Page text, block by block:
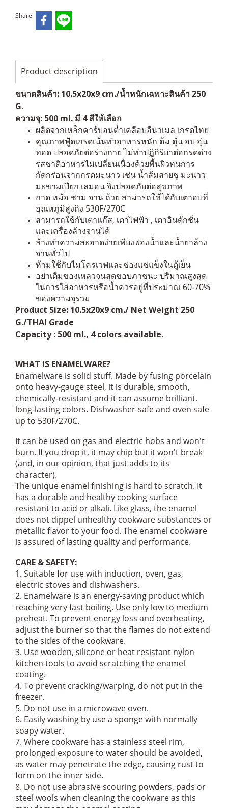
Share
Product description
ขนาดสินค้า: 10.5x20x9 cm./น้ำหนักเฉพาะสินค้า 250
G.
ความจุ: 500 ml. มี 4 สีให้เลือก
ผลิตจากเหล็กคาร์บอนต่ำเคลือบอีนาเมล เกรดไทย
คุณภาพฟู้ดเกรดเน้นทำอาหารหนัก ต้ม ตุ๋น อบ อุ่น
ทอด ปลอดภัยต่อร่างกาย ไม่ทำปฏิกิริยาต่อกรดด่าง
รสชาติอาหารไม่เปลี่ยนเนื่องด้วยพื้นผิวทนการ
กัดกร่อนจากกรดมะนาว เช่น น้ำส้มสายชู มะนาว
มะขามเปียก เลมอน จึงปลอดภัยต่อสุขภาพ
ถาด หม้อ ชาม จาน ถ้วย สามารถใช้ได้กับเตาอบที่
อุณหภูมิสูงถึง 530F/270C
สามารถใช้กับเตาแก๊ส, เตาไฟฟ้า , เตาอินดักชั่น
และเครื่องล้างจานได้
ล้างทำความสะอาดง่ายเพียงฟองน้ำและน้ำยาล้าง
จานทั่วไป
ห้ามใช้กับไมโครเวฟและช่องแช่แข็งในตู้เย็น
อย่าเติมของเหลวจนสุดขอบภาชนะ ปริมาณสูงสุด
ในการใส่อาหารหรือน้ำควรอยู่ที่ประมาณ 60-70%
ของความจุรวม
Product Size: 10.5x20x9 cm./ Net Weight 250
G./THAI Grade
Capacity : 500 ml., 4 colors available.
WHAT IS ENAMELWARE?
Enamelware is solid stuff. Made by fusing porcelain
onto heavy-gauge steel, it is durable, smooth,
chemically-resistant and it can assume brilliant,
long-lasting colors. Dishwasher-safe and oven safe
up to 530F/270C.
It can be used on gas and electric hobs and won't
burn. If you drop it, it may chip but it won't break
(and, in our opinion, that just adds to its
character).
The unique enamel finishing is hard to scratch. It
has a durable and healthy cooking surface
resistant to acid or alkali. Like glass, the enamel
does not dippel unhealthy cookware substances or
metallic flavor to your food. The enamel cookware
is assured of lasting quality and performance.
CARE & SAFETY:
1. Suitable for use with induction, oven, gas,
electric stoves and dishwashers.
2. Enamelware is an energy-saving product which
reaching very fast boiling. Use only low to medium
preheat. To prevent energy loss and overheating,
adjust the burner so that the flames do not extend
to the sides of the cookware.
3. Use wooden, silicone or heat resistant nylon
kitchen tools to avoid scratching the enamel
coating.
4. To prevent cracking/warping, do not put in the
freezer.
5. Do not use in a microwave oven.
6. Easily washing by use a sponge with normally
soapy water.
7. Where cookware has a stainless steel rim,
prolonged exposure to water should be avoided,
as water may penetrate the edge, causing rust to
form on the inner side.
8. Do not use abrasive scouring powders, pads or
steel wools when cleaning the cookware as this